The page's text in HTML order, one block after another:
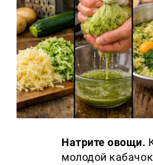
Натрите овощи.
молодой